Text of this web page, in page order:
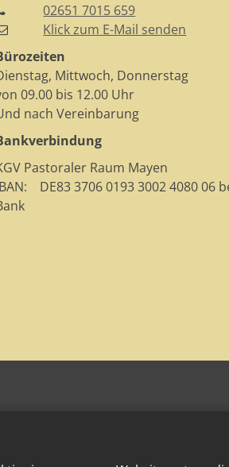
02651 7015 659
Klick zum E-Mail senden
Mittwoch, Donnerstag
09.00 bis 12.00 Uhr
nach Vereinbarung
Pastoraler Raum Mayen
DE83 3706 0193 3002 4080 06